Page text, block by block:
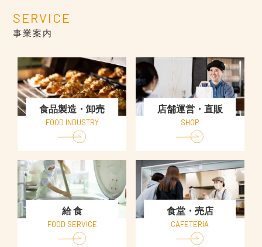
SERVICE
事業案内
食品製造・卸売
FOOD INDUSTRY
店舗運営・直販
SHOP
給 食
FOOD SERVICE
食堂・売店
CAFETERIA